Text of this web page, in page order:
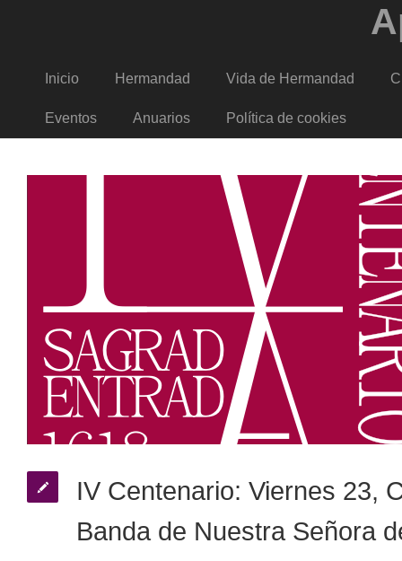
Inicio Hermandad Vida de Hermandad
Eventos Anuarios Política de cookies
IV Centenario: Viernes 23,
Banda de Nuestra Señora